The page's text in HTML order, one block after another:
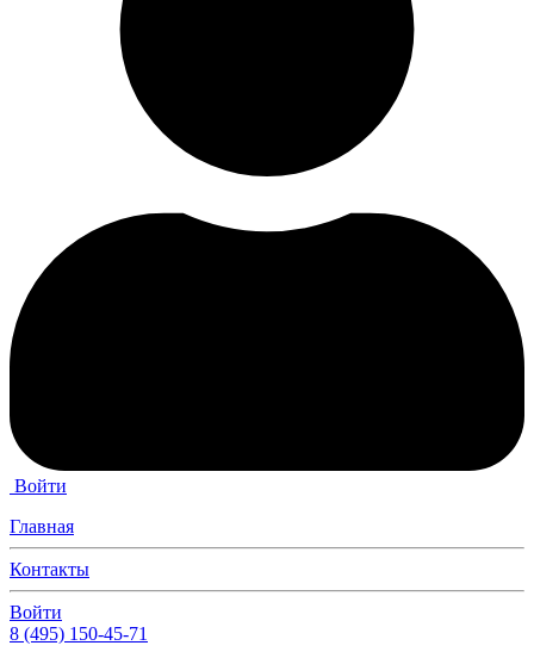
Войти
Главная
Контакты
Войти
8 (495) 150-45-71